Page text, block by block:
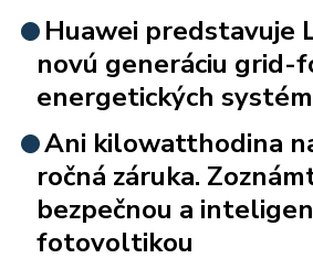
Huawei predstavuje
novú generáciu grid-
energetických
Ani kilowatthodina
ročná záruka.
bezpečnou a
fotovoltikou